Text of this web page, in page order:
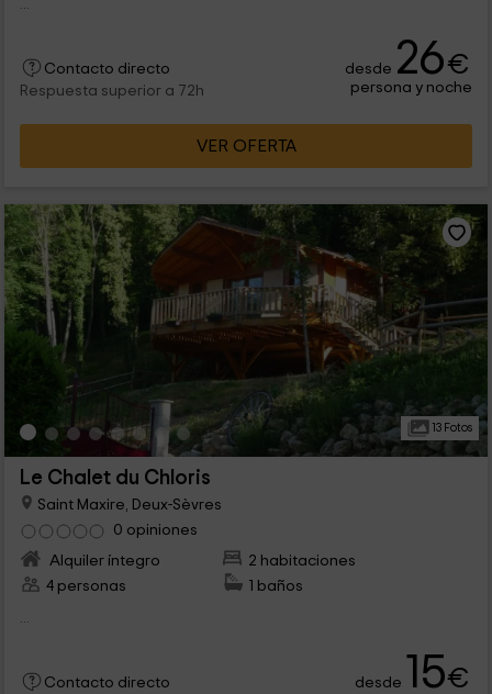
...
Contacto directo
Respuesta superior a 72h
desde 26€
persona y noche
VER OFERTA
13 Fotos
Le Chalet du Chloris
Saint Maxire, Deux-Sèvres
0 opiniones
Alquiler íntegro
2 habitaciones
4 personas
1 baños
...
Contacto directo
desde 15€